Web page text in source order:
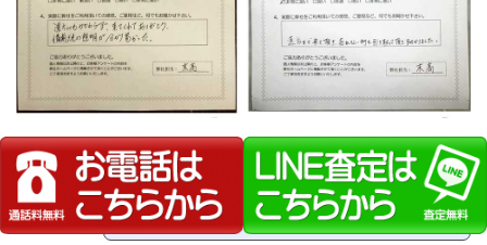
自宅まで来て頂き助かりました。満足
しております。（広島県60代男性）